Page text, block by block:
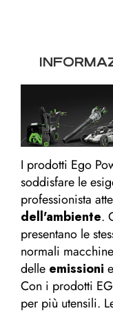
I prodotti Ego
soddisfare le
professionista
dell'ambiente.
presentano le
normali
delle emissioni
Con i prodotti
per più utensili.